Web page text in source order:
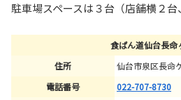
駐車場スペースは３台（店舗横２台
食ぱん道仙台長命
住所
仙台市泉区長命
電話番号
022-707-8730